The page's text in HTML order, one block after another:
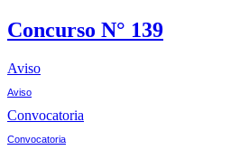
Concurso N° 139
Aviso
Aviso
Convocatoria
Convocatoria